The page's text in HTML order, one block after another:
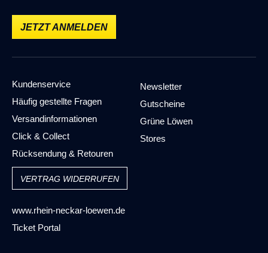
JETZT ANMELDEN
Kundenservice
Häufig gestellte Fragen
Versandinformationen
Click & Collect
Rücksendung & Retouren
Newsletter
Gutscheine
Grüne Löwen
Stores
VERTRAG WIDERRUFEN
www.rhein-neckar-loewen.de
Ticket Portal